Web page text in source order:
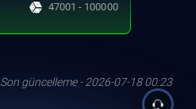
47001 - 100000
Son güncelleme - 2026-07-18 00:23